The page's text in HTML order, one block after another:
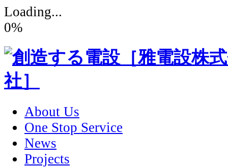
Loading...
0%
About Us
One Stop Service
News
Projects